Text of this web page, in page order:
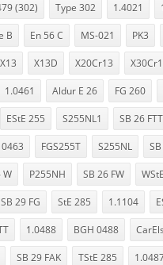
(302) Type 302 1.4021
B En 56 C MS-021 PK3
X13 X13D X20Cr13
1.0461 Aldur E 26 FG 260
EStE 255 S255NL1 SB 26 FTT
FGS255T S255NL
W P255NH SB 26 FW
SB 29 FG StE 285 1.1104
1.0488 BGH 0488
SB 29 FAK TStE 285